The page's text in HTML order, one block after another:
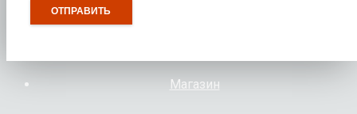
Магазин